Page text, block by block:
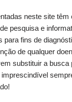
neste site têm
pesquisa e
para fins de
de qualquer
substituir a busca